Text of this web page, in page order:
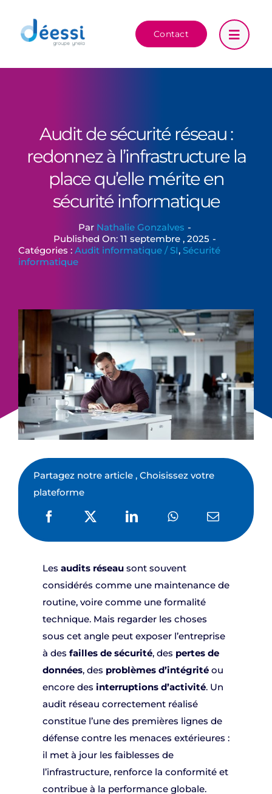
contenu
Contact
Audit de sécurité réseau :
redonnez à l’infrastructure la
place qu’elle mérite en
sécurité informatique
Par Nathalie Gonzalves -
Published On: 11 septembre , 2025 -
Catégories : Audit informatique / SI, Sécurité
informatique
Partagez notre article , Choisissez votre
plateforme
Les audits réseau sont souvent
considérés comme une maintenance de
routine, voire comme une formalité
technique. Mais regarder les choses
sous cet angle peut exposer l’entreprise
à des failles de sécurité, des pertes de
données, des problèmes d’intégritéou
encore des interruptions d’activité. Un
audit réseau correctement réalisé
constitue l’une des premières lignes de
défense contre les menaces extérieures :
il met à jour les faiblesses de
l’infrastructure, renforce la conformité et
contribue à la performance globale.